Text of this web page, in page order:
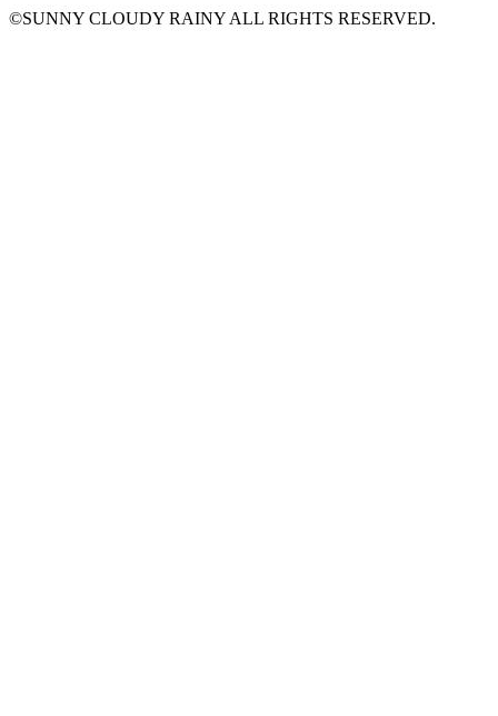
©SUNNY CLOUDY RAINY ALL RIGHTS RESERVED.